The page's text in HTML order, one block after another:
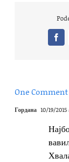
One Comment
Гордана 10/19/2015